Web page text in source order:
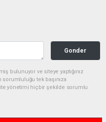
Gonder
bulunuyor ve siteye yaptığınız
tek başınıza
yönetimi hiçbir şekilde sorumlu